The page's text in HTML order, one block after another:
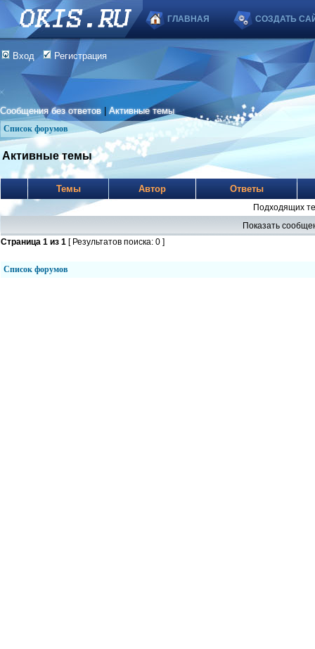
ГЛАВНАЯ СОЗДАТЬ
Вход Регистрация
Сообщения без ответов |Активные темы
Список форумов
Активные темы
Темы Автор Ответы
Подходящих
Показать
Страница 1 из 1 [ Результатов поиска: 0 ]
Список форумов